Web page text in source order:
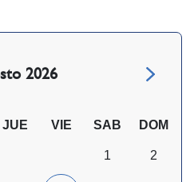
2026
JUE VIE SAB DOM
1 2